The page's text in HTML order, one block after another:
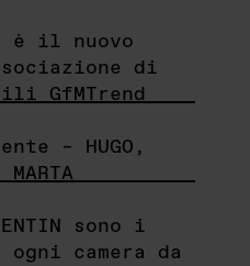
è il nuovo
di
GfMTrend
– HUGO,
sono i
camera da